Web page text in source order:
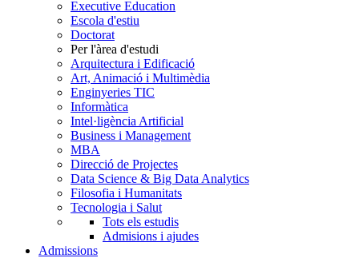
Executive Education
Escola d'estiu
Doctorat
Per l'àrea d'estudi
Arquitectura i Edificació
Art, Animació i Multimèdia
Enginyeries TIC
Informàtica
Intel·ligència Artificial
Business i Management
MBA
Direcció de Projectes
Data Science & Big Data Analytics
Filosofia i Humanitats
Tecnologia i Salut
Tots els estudis
Admisions i ajudes
Admissions